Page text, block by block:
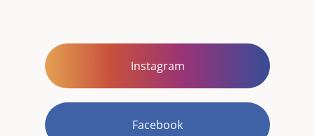
Instagram
Facebook